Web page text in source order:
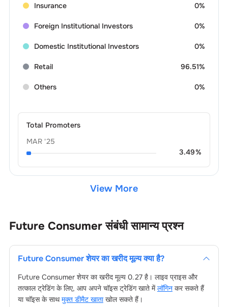
Insurance 0%
Foreign Institutional Investors 0%
Domestic Institutional Investors 0%
Retail 96.51%
Others 0%
Total Promoters
MAR '25
3.49%
View More
Future Consumer संबंधी सामान्य प्रश्न
Future Consumerशेयर का खरीद मूल्य क्या है?
Future Consumerशेयर का खरीद मूल्य 0.27है। लाइव प्राइस और
तत्काल ट्रेडिंग के लिए, आप अपने चॉइस ट्रेडिंग खाते मेंलॉगिनकर सकते हैं
या चॉइस के साथमुक्त डीमैट खाताखोल सकते हैं।